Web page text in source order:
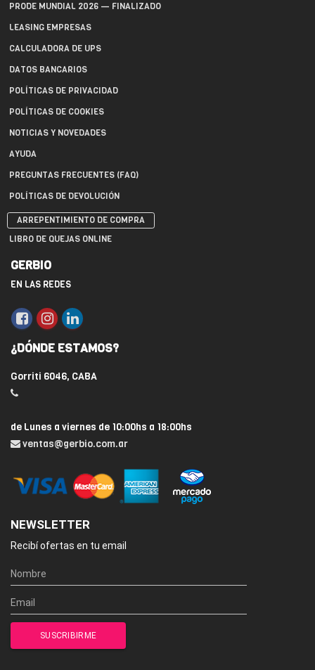
PRODE MUNDIAL 2026 — FINALIZADO
LEASING EMPRESAS
CALCULADORA DE UPS
DATOS BANCARIOS
POLÍTICAS DE PRIVACIDAD
POLÍTICAS DE COOKIES
NOTICIAS Y NOVEDADES
AYUDA
PREGUNTAS FRECUENTES (FAQ)
POLÍTICAS DE DEVOLUCIÓN
ARREPENTIMIENTO DE COMPRA
LIBRO DE QUEJAS ONLINE
GERBIO
EN LAS REDES
¿DÓNDE ESTAMOS?
Gorriti 6046, CABA
de Lunes a viernes de 10:00hs a 18:00hs
ventas@gerbio.com.ar
NEWSLETTER
Recibí ofertas en tu email